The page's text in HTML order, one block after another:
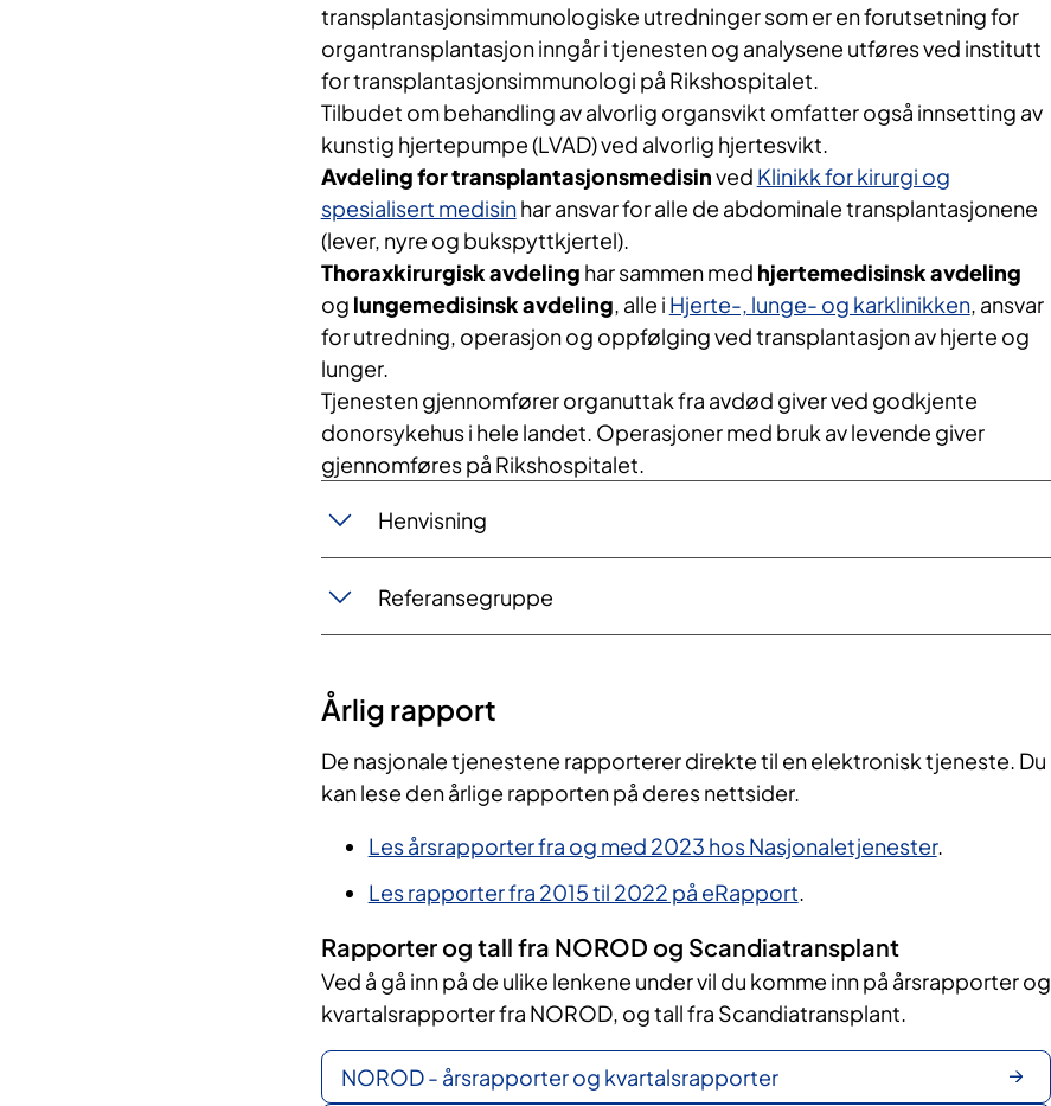
transplantasjonsimmunologiske utredninger som er en forutsetning for
organtransplantasjon inngår i tjenesten og analysene utføres ved institutt
for transplantasjonsimmunologi på Rikshospitalet.
Tilbudet om behandling av alvorlig organsvikt omfatter også innsetting av
kunstig hjertepumpe (LVAD) ved alvorlig hjertesvikt.
Avdeling for transplantasjonsmedisinved Klinikk for kirurgi og
spesialisert medisinhar ansvar for alle de abdominale transplantasjonene
(lever, nyre og bukspyttkjertel).
Thoraxkirurgisk avdeling har sammen med hjertemedisinsk avdeling
og lungemedisinsk avdeling, alle i Hjerte-, lunge- og karklinikken, ansvar
for utredning, operasjon og oppfølging ved transplantasjon av hjerte og
lunger.
Tjenesten gjennomfører organuttak fra avdød giver ved godkjente
donorsykehus i hele landet. Operasjoner med bruk av levende giver
gjennomføres på Rikshospitalet.
Henvisning
Referansegruppe
Årlig​​​​ rapport
De nasjonale tjenestene rapporterer direkte til en elektronisk tjeneste. Du
kan lese den årlige rapporten på deres nettsider.
Les årsrapporter fra og med 2023 hos Nasjonaletjenester.
Les rapporter fra 2015 til 2022 på eRapport.
Rapporter og tall fra NOROD og Scandiatransplant
Ved å gå inn på de ulike lenkene under vil du komme inn på årsrapporter og
kvartalsrapporter fra NOROD, og tall fra Scandiatransplant.
NOROD - årsrapporter og kvartalsrapporter